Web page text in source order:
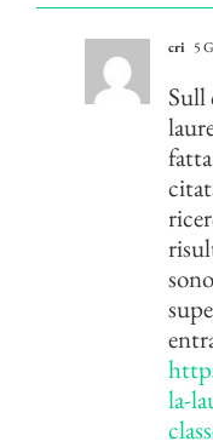
cri 5
Sull
la-